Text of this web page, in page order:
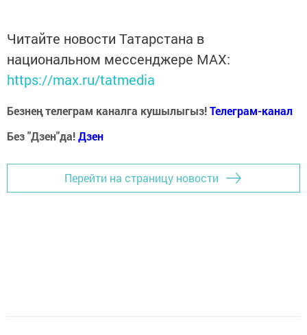
Читайте новости Татарстана в
национальном мессенджере MАХ:
https://max.ru/tatmedia
Безнең телеграм каналга кушылыгыз!Телеграм-канал
Без "Дзен"да!Дзен
Перейти на страницу новости